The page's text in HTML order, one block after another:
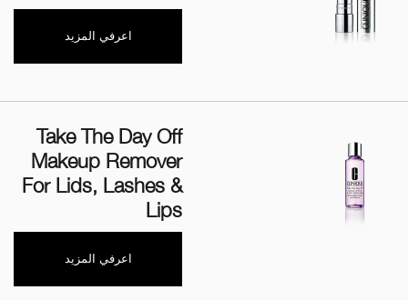
اعرفي المزيد
Take The Day Off
Makeup Remover
For Lids, Lashes &
Lips
اعرفي المزيد